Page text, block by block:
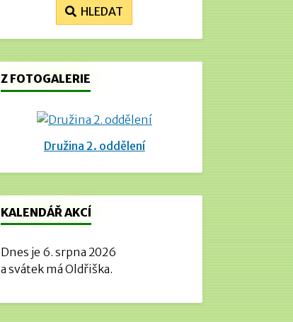
HLEDAT
Z FOTOGALERIE
Družina 2. oddělení
KALENDÁŘ AKCÍ
Dnes je 6. srpna 2026
a svátek má Oldřiška.